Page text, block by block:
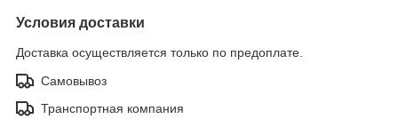
Условия доставки
Доставка осуществляется только по предоплате.
Самовывоз
Транспортная компания